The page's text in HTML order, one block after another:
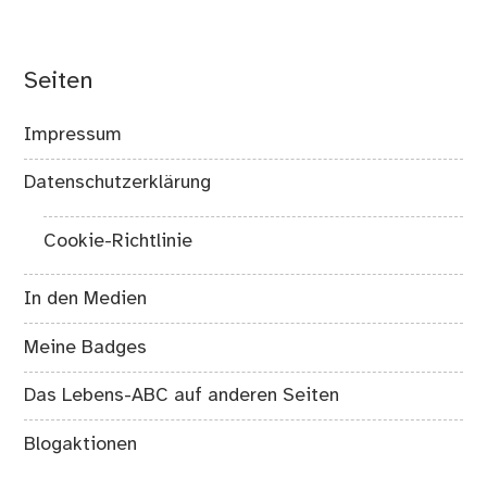
Seiten
Impressum
Datenschutzerklärung
Cookie-Richtlinie
In den Medien
Meine Badges
Das Lebens-ABC auf anderen Seiten
Blogaktionen